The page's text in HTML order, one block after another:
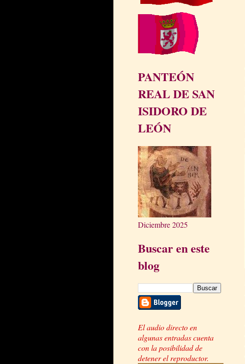
PANTEÓN
REAL DE SAN
ISIDORO DE
LEÓN
Diciembre 2025
Buscar en este
blog
El audio directo en
algunas entradas cuenta
con la posibilidad de
detener el reproductor.